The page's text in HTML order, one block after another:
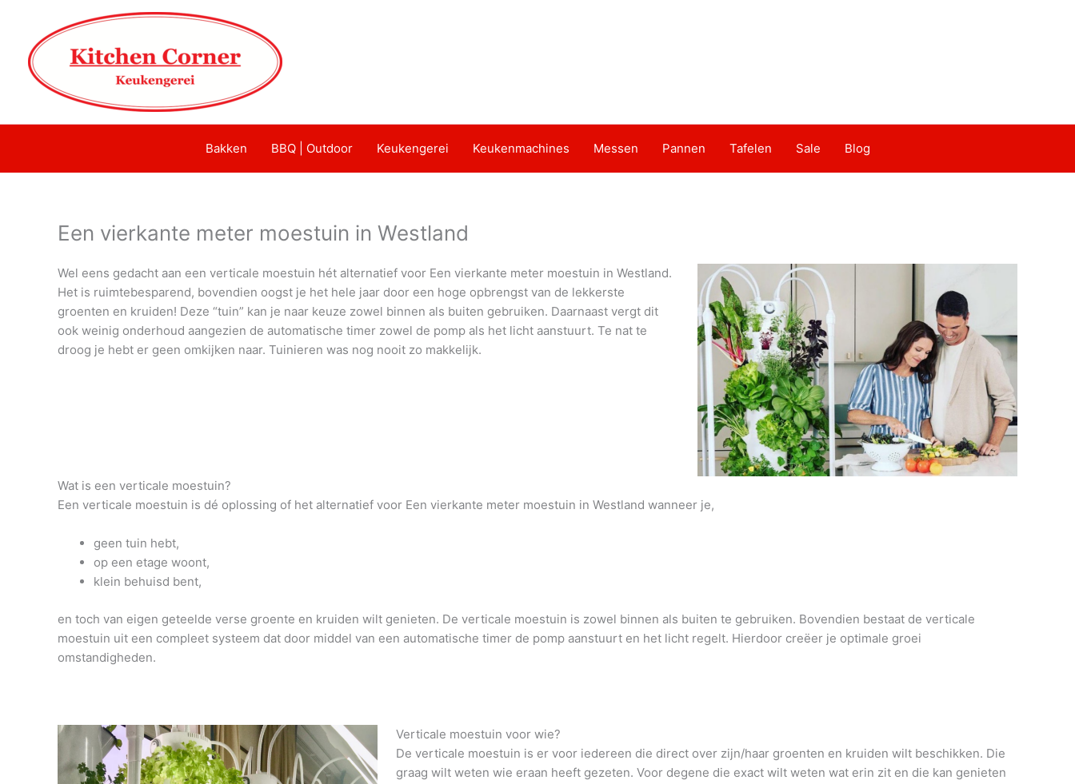
Bakken BBQ | Outdoor Keukengerei Keukenmachines Messen Pannen Tafelen Sale Blog
Een vierkante meter moestuin in Westland
Wel eens gedacht aan een verticale moestuin hét alternatief voor Een vierkante meter moestuin in Westland.
Het is ruimtebesparend, bovendien oogst je het hele jaar door een hoge opbrengst van de lekkerste
groenten en kruiden! Deze “tuin” kan je naar keuze zowel binnen als buiten gebruiken. Daarnaast vergt dit
ook weinig onderhoud aangezien de automatische timer zowel de pomp als het licht aanstuurt. Te nat te
droog je hebt er geen omkijken naar. Tuinieren was nog nooit zo makkelijk.
Wat is een verticale moestuin?
Een verticale moestuin is dé oplossing of het alternatief voor Een vierkante meter moestuin in Westland wanneer je,
geen tuin hebt,
op een etage woont,
klein behuisd bent,
en toch van eigen geteelde verse groente en kruiden wilt genieten. De verticale moestuin is zowel binnen als buiten te gebruiken. Bovendien bestaat de verticale
moestuin uit een compleet systeem dat door middel van een automatische timer de pomp aanstuurt en het licht regelt. Hierdoor creëer je optimale groei
omstandigheden.
Verticale moestuin voor wie?
De verticale moestuin is er voor iedereen die direct over zijn/haar groenten en kruiden wilt beschikken. Die
graag wilt weten wie eraan heeft gezeten. Voor degene die exact wilt weten wat erin zit en die kan genieten